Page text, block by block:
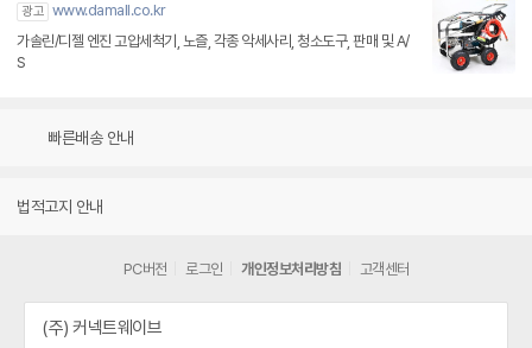
광고 www.damall.co.kr
가솔린/디젤 엔진 고압세척기, 노즐, 각종 악세사리, 청소도구, 판매 및 A/
S
빠른배송 안내
법적고지 안내
PC버전 로그인 개인정보처리방침 고객센터
(주) 커넥트웨이브